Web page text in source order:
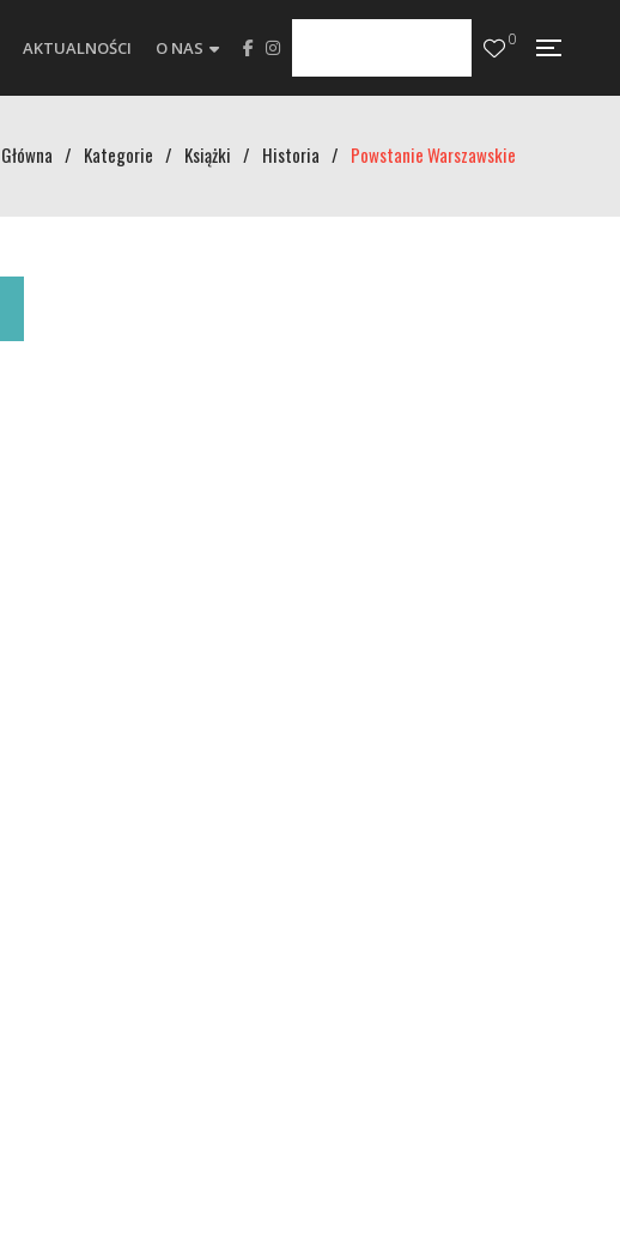
AKTUALNOŚCI O NAS 0
Główna / Kategorie / Książki / Historia / Powstanie Warszawskie